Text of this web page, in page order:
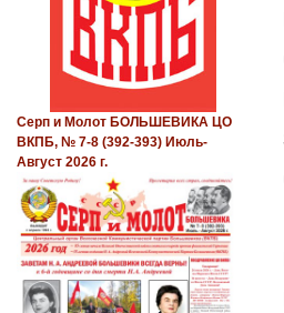
Серп и Молот БОЛЬШЕВИКА ЦО
ВКПБ, № 7-8 (392-393) Июль-
Август 2026 г.